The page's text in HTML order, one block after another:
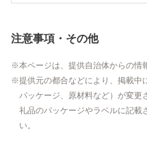
注意事項・その他
本ページは、提供自治体からの情
提供元の都合などにより、掲載中
パッケージ、原材料など）が変更
礼品のパッケージやラベルに記載
い。